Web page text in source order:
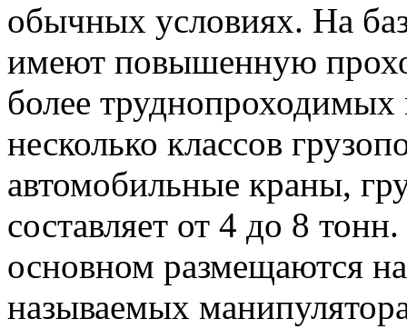
обычных условиях. На
имеют повышенную
более труднопроходимых
несколько классов
автомобильные краны,
составляет от 4 до 8
основном размещаются
называемых